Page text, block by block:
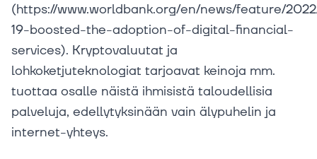
(https://www.worldbank.org/en/news/feature/
19-boosted-the-adoption-of-digital-financial-
services). Kryptovaluutat ja
lohkoketjuteknologiat tarjoavat keinoja mm.
tuottaa osalle näistä ihmisistä taloudellisia
palveluja, edellytyksinään vain älypuhelin ja
internet-yhteys.